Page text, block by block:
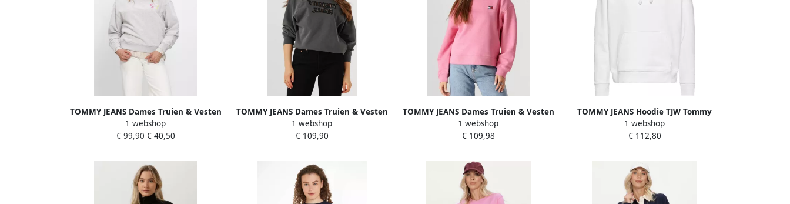
TOMMY JEANS Dames Truien & Vesten
Tjw Bxy Color Bubble Crew Ext
Lichtgrijs
1 webshop
€ 99,90€ 40,50
TOMMY JEANS Dames Truien & Vesten
Tjw Bxy Leopard Varsity Crew
Donkergrijs
1 webshop
€ 109,90
TOMMY JEANS Dames Truien & Vesten
Tjw Bxy Badge Crew Roze
1 webshop
€ 109,98
TOMMY JEANS Hoodie TJW Tommy
Center Badge Hoodie met opgestikt
logo in het midden
1 webshop
€ 112,80